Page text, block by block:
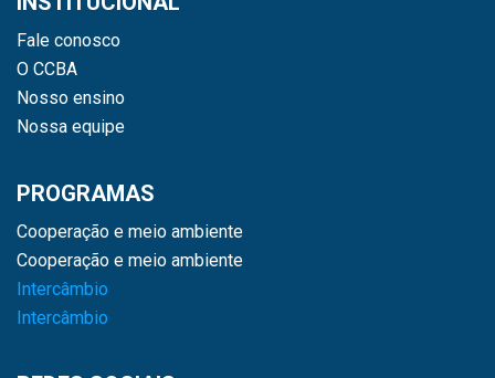
Fale conosco
O CCBA
Nosso ensino
Nossa equipe
PROGRAMAS
Cooperação e meio ambiente
Cooperação e meio ambiente
Intercâmbio
Intercâmbio